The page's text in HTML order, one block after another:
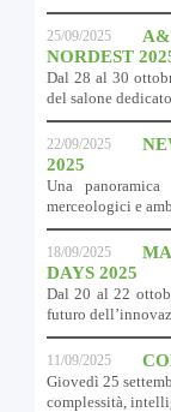
25/09/2025
NORDEST
Dal 28 al 30
del salone
22/09/2025
2025
Una
merceologici e
18/09/2025
DAYS 2025
Dal 20 al 22
futuro
11/09/2025
Giovedì 25
complessità,